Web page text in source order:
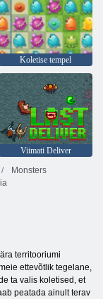
Koletise tempel
Viimati Deliver
Monsters
territooriumi
ettevõtlik tegelane,
ta valis koletised, et
peatada ainult terav